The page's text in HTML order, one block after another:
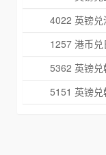
4022 英镑兑
1257 港币兑
5362 英镑兑
5151 英镑兑